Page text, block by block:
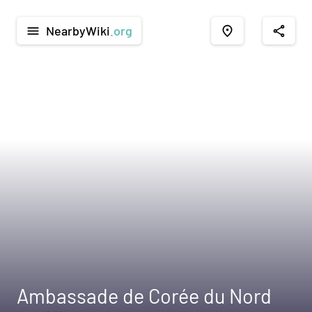
menu NearbyWiki .org place share
Ambassade de Corée du Nord